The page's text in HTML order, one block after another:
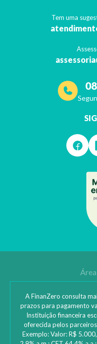
Tem uma
A FinanZero consulta
prazos para pagamento
Instituição financeira
oferecida pelos
Exemplo: Valor: R$